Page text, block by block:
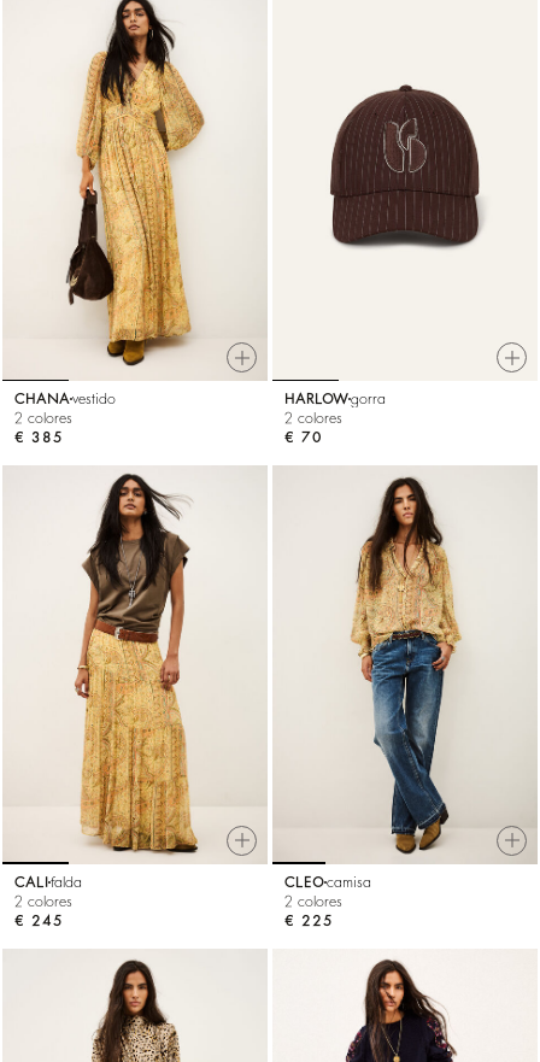
CHANAvestido
2 colores
€ 385
HARLOWgorra
2 colores
€ 70
CALI falda
2 colores
€ 245
CLEOcamisa
2 colores
€ 225